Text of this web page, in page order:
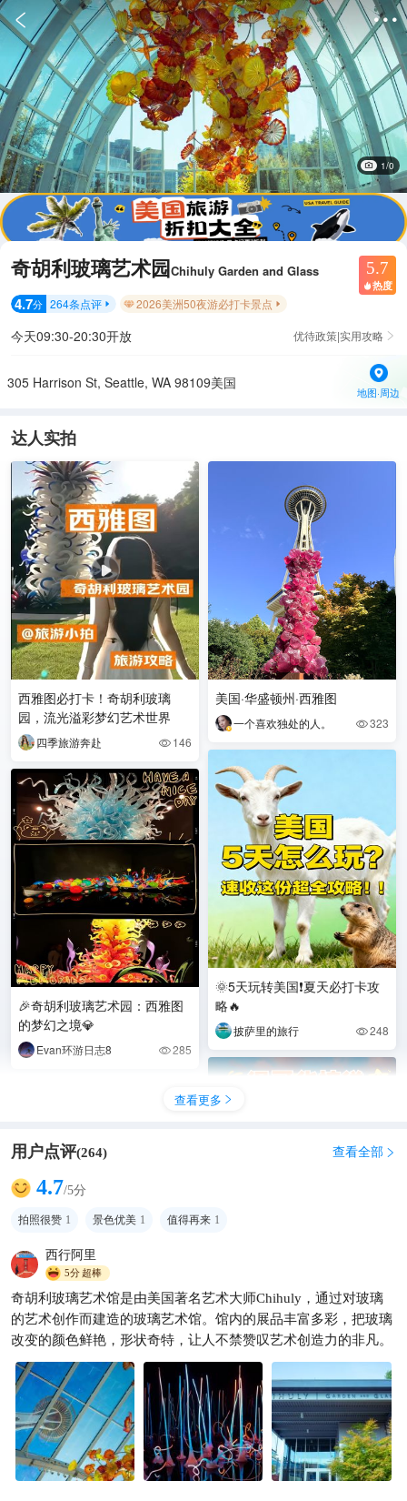
 
1/0
奇胡利玻璃艺术园Chihuly Garden and Glass 5.7
 热度
4.7分 264条点评  2026美洲50夜游必打卡景点 
今天09:30-20:30开放 优待政策|实用攻略 
305 Harrison St, Seattle, WA 98109美国
地图·周边
达人实拍
西雅图必打卡！奇胡利玻璃
园，流光溢彩梦幻艺术世界
四季旅游奔赴  146
🎉奇胡利玻璃艺术园：西雅图
的梦幻之境💎
Evan环游日志8 285
美国·华盛顿州·西雅图
一个喜欢独处的人。 323
🌞5天玩转美国❗夏天必打卡攻
略🔥
披萨里的旅行 248
温哥华出行用包车，让出行成
为一种享受🎉
加拿大包拼车🚗接机送机 1263
查看更多 
用户点评(264) 查看全部 
4.7/5分
拍照很赞 1 景色优美 1 值得再来 1
西行阿里
5分超棒
奇胡利玻璃艺术馆是由美国著名艺术大师Chihuly，通过对玻璃
的艺术创作而建造的玻璃艺术馆。馆内的展品丰富多彩，把玻璃
改变的颜色鲜艳，形状奇特，让人不禁赞叹艺术创造力的非凡。